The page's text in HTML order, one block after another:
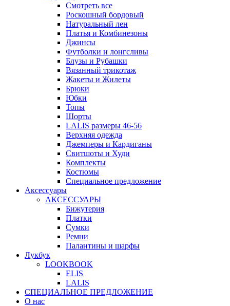
Смотреть все
Роскошный бордовый
Натуральный лен
Платья и Комбинезоны
Джинсы
Футболки и лонгсливы
Блузы и Рубашки
Вязанный трикотаж
Жакеты и Жилеты
Брюки
Юбки
Топы
Шорты
LALIS размеры 46-56
Верхняя одежда
Джемперы и Кардиганы
Свитшоты и Худи
Комплекты
Костюмы
Специальное предложение
Аксессуары
АКСЕССУАРЫ
Бижутерия
Платки
Сумки
Ремни
Палантины и шарфы
Лукбук
LOOKBOOK
ELIS
LALIS
СПЕЦИАЛЬНОЕ ПРЕДЛОЖЕНИЕ
О нас